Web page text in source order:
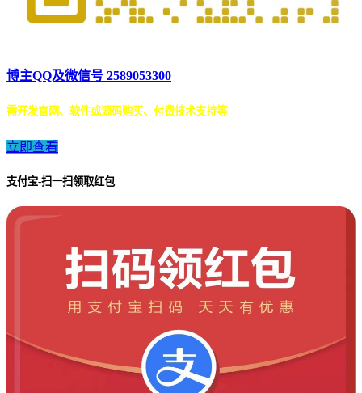
博主QQ及微信号 2589053300
需开发官网、软件或源码购买、付费技术支持等
立即查看
支付宝-扫一扫领取红包